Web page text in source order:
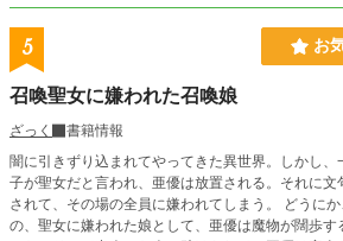
5 お
召喚聖女に嫌われた召喚娘
ざっく
書籍情報
闇に引きずり込まれてやってきた異世界。しかし
子が聖女だと言われ、亜優は放置される。それに
されて、その場の全員に嫌われてしまう。 どうに
の、聖女に嫌われた娘として、亜優は魔物が闊歩す